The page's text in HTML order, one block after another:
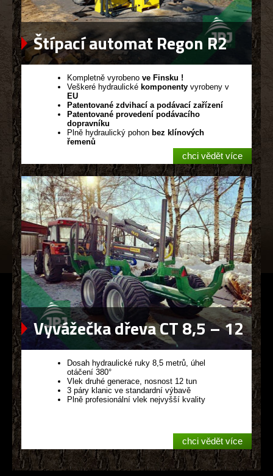
Štípací automat Regon R2
Kompletně vyrobeno ve Finsku !
Veškeré hydraulické komponenty vyrobeny v
EU
Patentované zdvihací a podávací zařízení
Patentované provedení podávacího
dopravníku
Plně hydraulický pohon bez klínových
řemenů
chci vědět více
Vyvážečka dřeva CT 8,5 – 12
Dosah hydraulické ruky 8,5 metrů, úhel
otáčení 380°
Vlek druhé generace, nosnost 12 tun
3 páry klanic ve standardní výbavě
Plně profesionální vlek nejvyšší kvality
chci vědět více